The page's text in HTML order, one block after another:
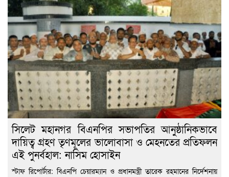
সিলেট মহানগর বিএনপির সভাপতির আনুষ্ঠানিকভাবে
দায়িত্ব গ্রহণ তৃণমূলের ভালোবাসা ও মেহনতের প্রতিফলন
এই পুনর্বহাল: নাসিম হোসাইন
স্টাফ রিপোর্টার: বিএনপি চেয়ারম্যান ও প্রধানমন্ত্রী তারেক রহমানের নির্দেশনায়